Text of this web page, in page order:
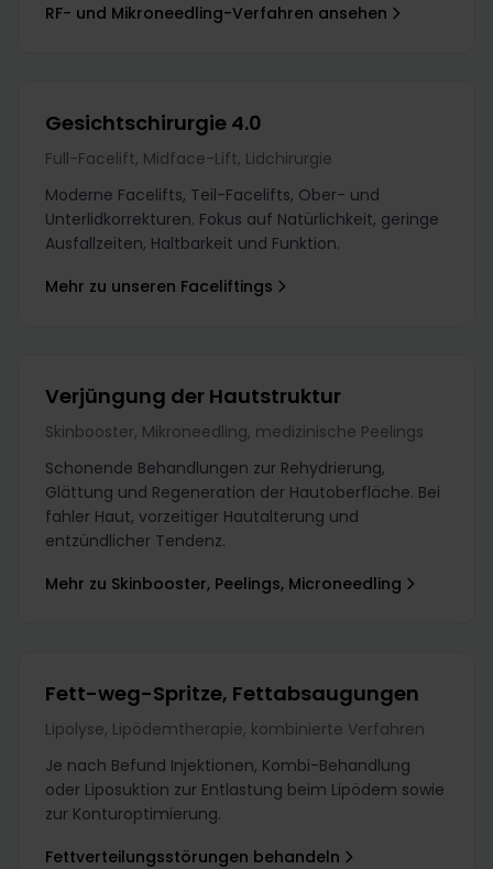
RF- und Mikroneedling-Verfahren ansehen
Gesichtschirurgie 4.0
Full-Facelift, Midface-Lift, Lidchirurgie
Moderne Facelifts, Teil-Facelifts, Ober- und
Unterlidkorrekturen. Fokus auf Natürlichkeit, geringe
Ausfallzeiten, Haltbarkeit und Funktion.
Mehr zu unseren Faceliftings
Verjüngung der Hautstruktur
Skinbooster, Mikroneedling, medizinische Peelings
Schonende Behandlungen zur Rehydrierung,
Glättung und Regeneration der Hautoberfläche. Bei
fahler Haut, vorzeitiger Hautalterung und
entzündlicher Tendenz.
Mehr zu Skinbooster, Peelings, Microneedling
Fett-weg-Spritze, Fettabsaugungen
Lipolyse, Lipödemtherapie, kombinierte Verfahren
Je nach Befund Injektionen, Kombi-Behandlung
oder Liposuktion zur Entlastung beim Lipödem sowie
zur Konturoptimierung.
Fettverteilungsstörungen behandeln